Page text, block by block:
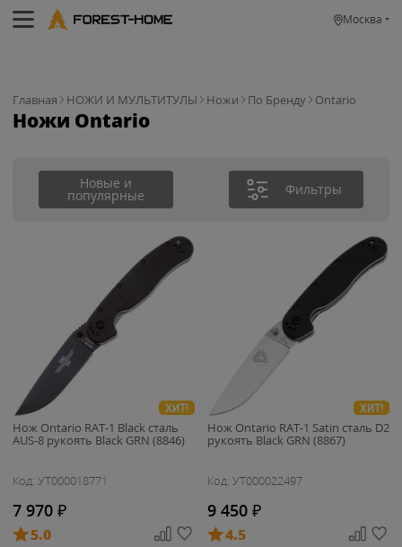
Москва
Главная НОЖИ И МУЛЬТИТУЛЫ Ножи По Бренду Ontario
Ножи Ontario
Новые и
популярные Фильтры
ХИТ!
Нож Ontario RAT-1 Black сталь
AUS-8 рукоять Black GRN (8846)
Код: УТ000018771
7 970 ₽
5.0
ХИТ!
Нож Ontario RAT-1 Satin сталь D2
рукоять Black GRN (8867)
Код: УТ000022497
9 450 ₽
4.5